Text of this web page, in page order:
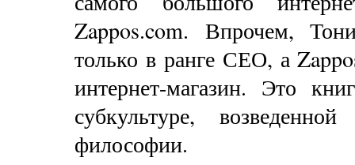
Zappos.com. Впрочем,
только в ранге СЕО, а
интернет-магазин. Это
субкультуре,
философии.